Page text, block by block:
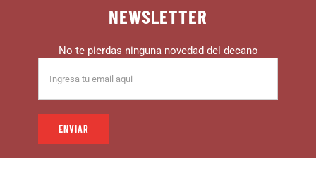
NEWSLETTER
No te pierdas ninguna novedad del decano